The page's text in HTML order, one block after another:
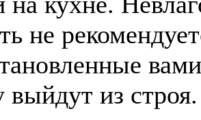
не
выйдут из строя.